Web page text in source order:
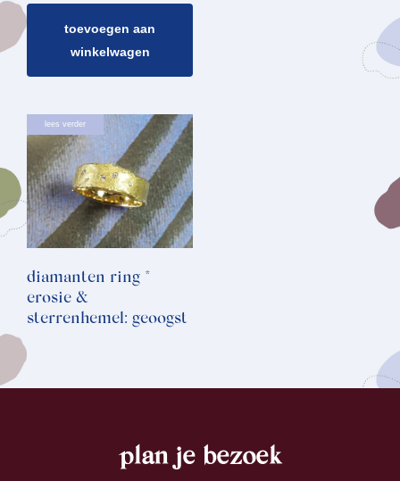
toevoegen aan
winkelwagen
lees verder
diamanten ring *
erosie &
sterrenhemel: geoogst
plan je bezoek